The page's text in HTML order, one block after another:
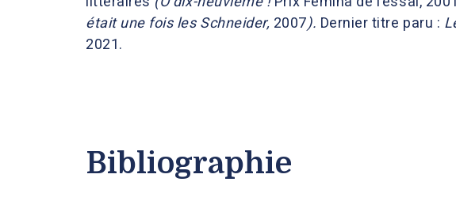
était une fois les Schneider, 2007). Dernier titre paru :
2021.
Bibliographie